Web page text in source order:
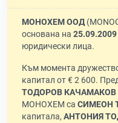
МОНОХЕМ ООД
основана на 25.09.2009
юридически лица.
Към момента
капитал от € 2 600.
ТОДОРОВ КАЧАМАКОВ -
МОНОХЕМ са СИМЕОН
капитала, АНТОНИЯ